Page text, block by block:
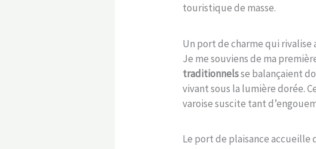
touristique de masse.
Un port de charme qui
Je me souviens de ma
traditionnelsse balançaient
vivant sous la lumière dorée.
varoise suscite tant
Le port de plaisance accueille